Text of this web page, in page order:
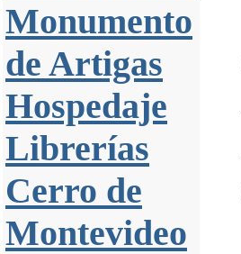
Monumento
de Artigas
Hospedaje
Librerías
Cerro de
Montevideo